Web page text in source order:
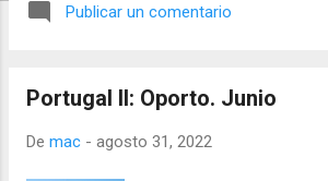
actualmente una
fenicios, griegos y
sal (gracias a su antigua
Publicar un comentario
Portugal II: Oporto. Junio
De mac - agosto 31, 2022